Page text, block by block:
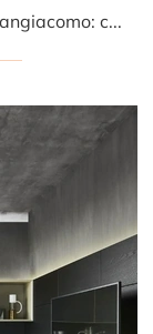
Pareti attrezzate e mobili soggiorno Sangiacomo: clicca e scopri il modello Domino Boiserie 08 e potrai completare stanze moderne di ogni tipo.